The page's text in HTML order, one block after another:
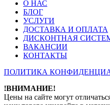
О НАС
БЛОГ
УСЛУГИ
ДОСТАВКА И ОПЛАТА
ДИСКОНТНАЯ
ВАКАНСИИ
КОНТАКТЫ
ПОЛИТИКА
!ВНИМАНИЕ!
Цены на сайте могут